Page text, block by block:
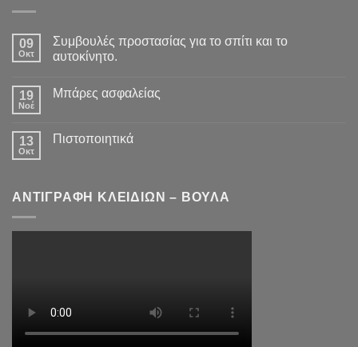
09
Οκτ
Συμβουλές προστασίας για το σπίτι και το
αυτοκίνητο.
19
Νοέ
Μπάρες ασφαλείας
13
Οκτ
Πιστοποιητικά
ΑΝΤΙΓΡΑΦΗ ΚΛΕΙΔΙΩΝ – ΒΟΥΛΑ